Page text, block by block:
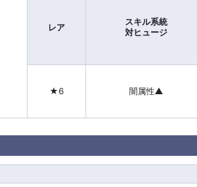
レア
スキル系統
対ヒュージ
★6 闇属性▲